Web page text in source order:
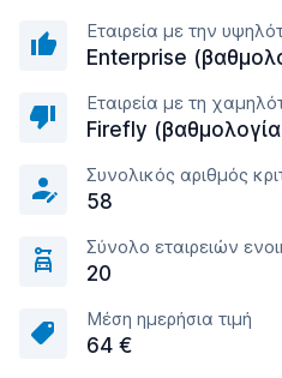
Εταιρεία με την
Enterprise
Εταιρεία με τη
Firefly
Συνολικός αριθμός
58
Σύνολο εταιρειών
20
Μέση ημερήσια τιμή
64 €